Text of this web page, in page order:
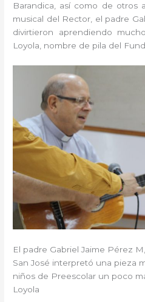
Barandica, así como de otros
musical del Rector, el padre
divirtieron aprendiendo
Loyola, nombre de pila del
El padre Gabriel Jaime Pérez
San José interpretó una pieza
niños de Preescolar un poco
Loyola